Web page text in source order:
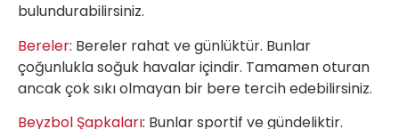
bulundurabilirsiniz.
Bereler: Bereler rahat ve günlüktür. Bunlar
çoğunlukla soğuk havalar içindir. Tamamen oturan
ancak çok sıkı olmayan bir bere tercih edebilirsiniz.
Beyzbol Şapkaları: Bunlar sportif ve gündeliktir.